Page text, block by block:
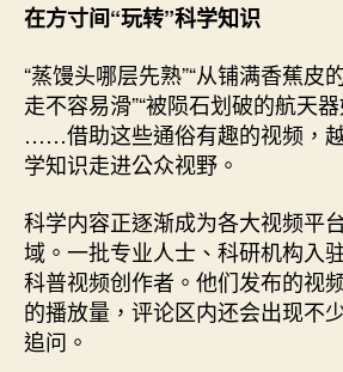
在方寸间“玩转”科学知识
“蒸馒头哪层先熟”“从铺满香蕉皮
走不容易滑”“被陨石划破的航天
……借助这些通俗有趣的视频，
学知识走进公众视野。
科学内容正逐渐成为各大视频平
域。一批专业人士、科研机构入
科普视频创作者。他们发布的视
的播放量，评论区内还会出现不
追问。